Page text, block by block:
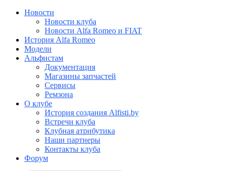
Новости
Новости клуба
Новости Alfa Romeo и FIAT
История Alfa Romeo
Модели
Альфистам
Документация
Магазины запчастей
Сервисы
Ремзона
О клубе
История создания Alfisti.by
Встречи клуба
Клубная атрибутика
Наши партнеры
Контакты клуба
Форум